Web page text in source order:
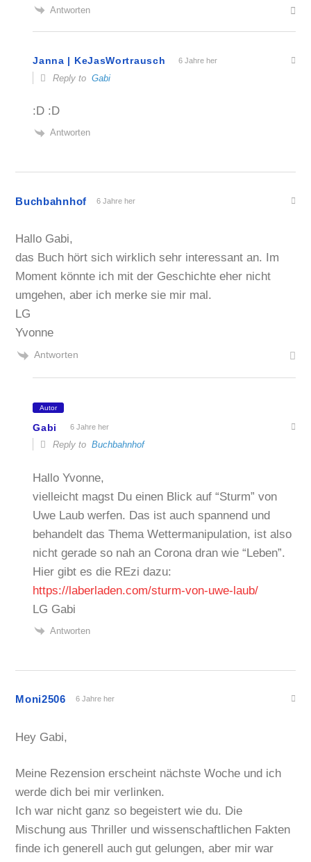
Antworten
Janna | KeJasWortrausch 6 Jahre her
Reply toGabi
:D :D
Antworten
Buchbahnhof 6 Jahre her
Hallo Gabi,
das Buch hört sich wirklich sehr interessant an. Im
Moment könnte ich mit der Geschichte eher nicht
umgehen, aber ich merke sie mir mal.
LG
Yvonne
Antworten
Autor
Gabi 6 Jahre her
Reply toBuchbahnhof
Hallo Yvonne,
vielleicht magst Du einen Blick auf “Sturm” von
Uwe Laub werfen. Das ist auch spannend und
behandelt das Thema Wettermanipulation, ist also
nicht gerade so nah an Corona dran wie “Leben”.
Hier gibt es die REzi dazu:
https://laberladen.com/sturm-von-uwe-laub/
LG Gabi
Antworten
Moni2506 6 Jahre her
Hey Gabi,
Meine Rezension erscheint nächste Woche und ich
werde dich bei mir verlinken.
Ich war nicht ganz so begeistert wie du. Die
Mischung aus Thriller und wissenschaftlichen Fakten
finde ich generell auch gut gelungen, aber mir war